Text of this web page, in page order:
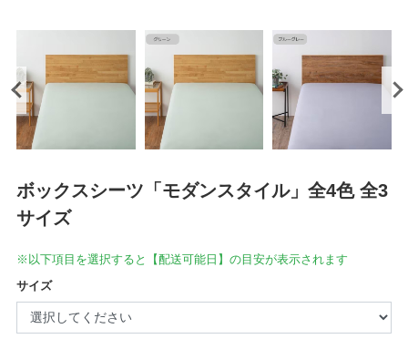
ボックスシーツ「モダンスタイル」全4色 全3
サイズ
※以下項目を選択すると【配送可能日】の目安が表示されます
サイズ